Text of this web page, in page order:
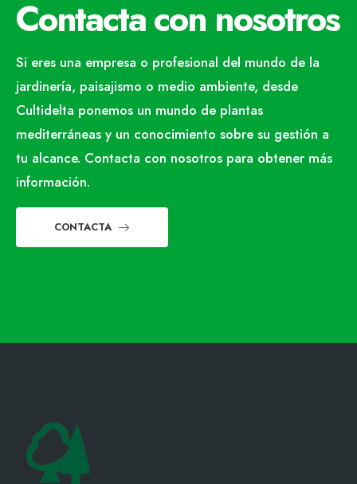
Contacta con nosotros
Si eres una empresa o profesional del mundo de la
jardinería, paisajismo o medio ambiente, desde
Cultidelta ponemos un mundo de plantas
mediterráneas y un conocimiento sobre su gestión a
tu alcance. Contacta con nosotros para obtener más
información.
CONTACTA